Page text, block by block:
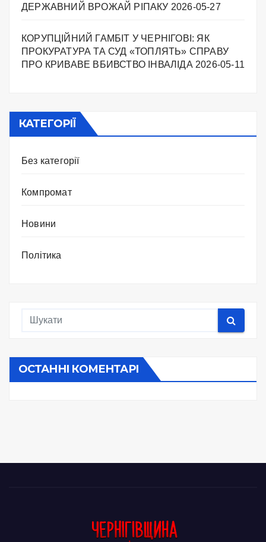
ДЕРЖАВНИЙ ВРОЖАЙ РІПАКУ ​ 2026-05-27
КОРУПЦІЙНИЙ ГАМБІТ У ЧЕРНІГОВІ: ЯК
ПРОКУРАТУРА ТА СУД «ТОПЛЯТЬ» СПРАВУ
ПРО КРИВАВЕ ВБИВСТВО ІНВАЛІДА 2026-05-11
КАТЕГОРІЇ
Без категорії
Компромат
Новини
Політика
ОСТАННІ КОМЕНТАРІ